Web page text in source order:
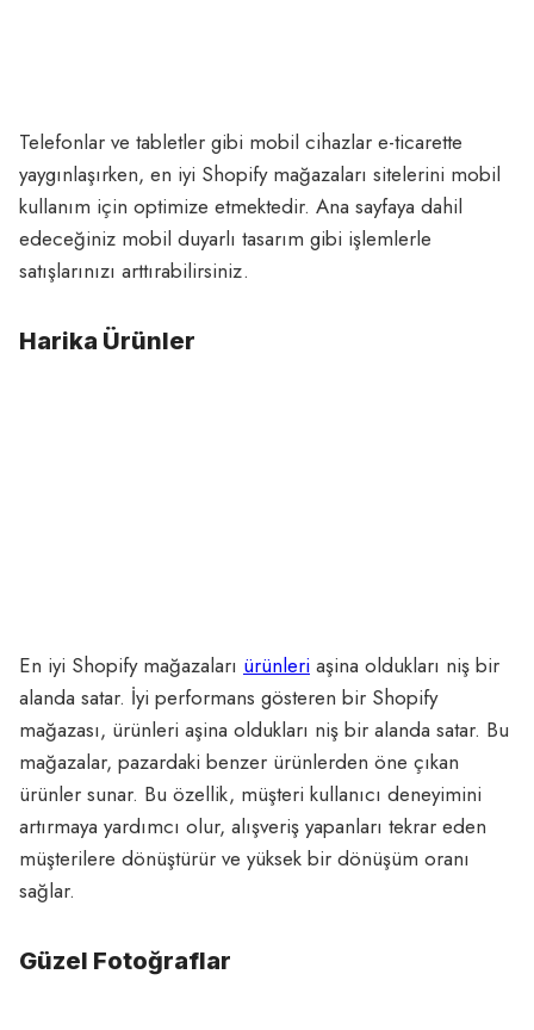
Telefonlar ve tabletler gibi mobil cihazlar e-ticarette
yaygınlaşırken, en iyi Shopify mağazaları sitelerini mobil
kullanım için optimize etmektedir. Ana sayfaya dahil
edeceğiniz mobil duyarlı tasarım gibi işlemlerle
satışlarınızı arttırabilirsiniz.
Harika Ürünler
En iyi Shopify mağazaları ürünleri aşina oldukları niş bir
alanda satar. İyi performans gösteren bir Shopify
mağazası, ürünleri aşina oldukları niş bir alanda satar. Bu
mağazalar, pazardaki benzer ürünlerden öne çıkan
ürünler sunar. Bu özellik, müşteri kullanıcı deneyimini
artırmaya yardımcı olur, alışveriş yapanları tekrar eden
müşterilere dönüştürür ve yüksek bir dönüşüm oranı
sağlar.
Güzel Fotoğraflar